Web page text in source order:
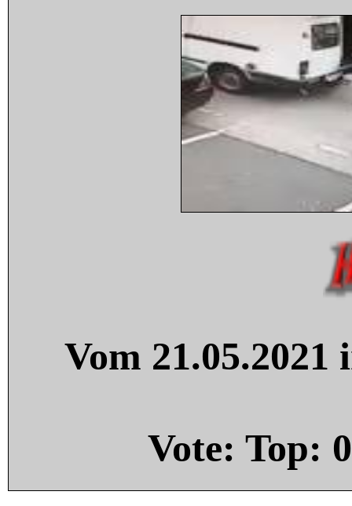
Vom
Vote: Top: 0